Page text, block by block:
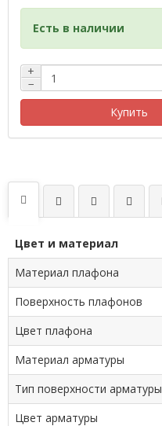
Есть в наличии
+
−
Купить
Цвет и материал
Материал плафона
Поверхность плафонов
Цвет плафона
Материал арматуры
Тип поверхности арматуры
Цвет арматуры